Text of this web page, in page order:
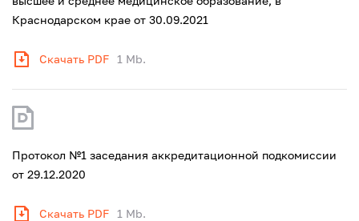
Краснодарском крае от 30.09.2021
Скачать PDF 1 Mb.
Протокол №1 заседания аккредитационной подкомиссии
от 29.12.2020
Скачать PDF 1 Mb.